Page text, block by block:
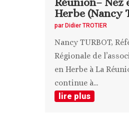
Herbe (Nancy
par Didier TROTIER
Nancy TURBOT,
Régionale de
en Herbe à La
continue à...
lire plus